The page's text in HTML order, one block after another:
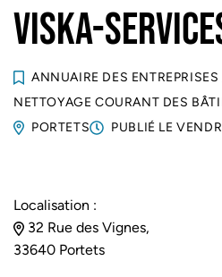
VISKA-
ANNUAIRE DES ENTREPRISES
NETTOYAGE COURANT DES
PORTETS
PUBLIÉ LE
Localisation :
32 Rue des Vignes,
33640 Portets